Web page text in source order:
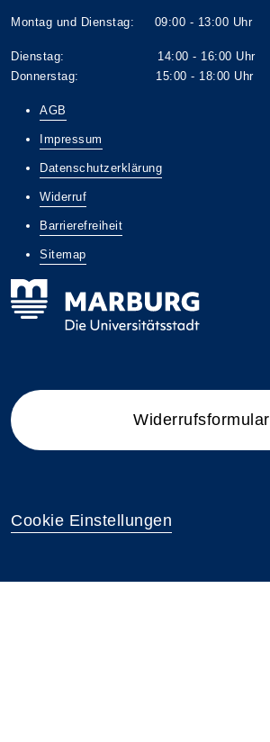
Montag und Dienstag: 09:00 - 13:00 Uhr
Dienstag: 14:00 - 16:00 Uhr
Donnerstag: 15:00 - 18:00 Uhr
AGB
Impressum
Datenschutzerklärung
Widerruf
Barrierefreiheit
Sitemap
Widerrufsformular
Cookie Einstellungen